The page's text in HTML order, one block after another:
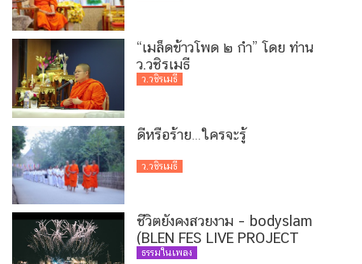
“เมล็ดข้าวโพด ๒ กำ” โดย ท่าน
ว.วชิรเมธี
ว.วชิรเมธี
ดีหรือร้าย…ใครจะรู้
ว.วชิรเมธี
ชีวิตยังคงสวยงาม – bodyslam
(BLEN FES LIVE PROJECT
VERSION)
ธรรมในเพลง